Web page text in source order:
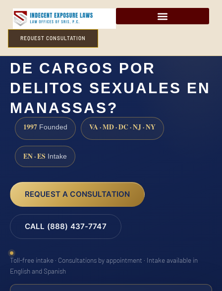
REQUEST CONSULTATION
¿CÓMO DEFENDERSE
DE CARGOS POR
DELITOS SEXUALES EN
MANASSAS?
1997 Founded VA · MD · DC · NJ · NY
EN · ES Intake
REQUEST A CONSULTATION
CALL (888) 437-7747
Toll-free intake · Consultations by appointment · Intake available in
English and Spanish